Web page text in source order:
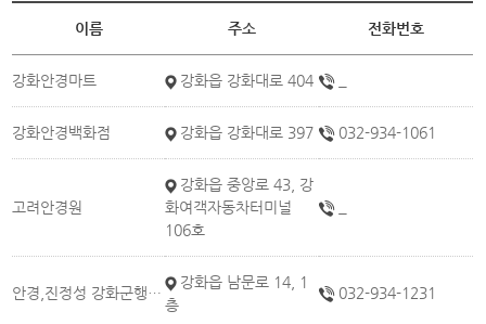
이름 주소 전화번호
강화안경마트 강화읍 강화대로 404
강화안경백화점 강화읍 강화대로 397 032-934-1061
고려안경원
강화읍 중앙로 43, 강
화여객자동차터미널
106호
안경,진정성 강화군행복센터점
강화읍 남문로 14, 1
층
032-934-1231